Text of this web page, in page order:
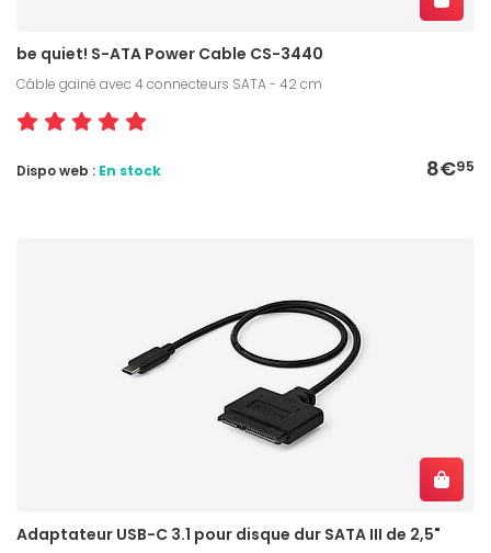
be quiet! S-ATA Power Cable CS-3440
Câble gainé avec 4 connecteurs SATA - 42 cm
8€95
Dispo web : En stock
Adaptateur USB-C 3.1 pour disque dur SATA III de 2,5"